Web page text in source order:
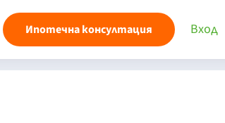
Ипотечна консултация Вход